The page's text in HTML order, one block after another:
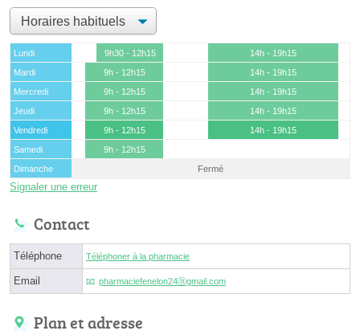
Lundi 9h30 - 12h15
14h - 19h15
Mardi
9h - 12h15
14h - 19h15
Mercredi
9h - 12h15
14h - 19h15
Jeudi
9h - 12h15
14h - 19h15
Vendredi
9h - 12h15
14h - 19h15
Samedi
9h - 12h15
Dimanche
Fermé
Signaler une erreur
Contact
Téléphone Téléphoner à la pharmacie
Email pharmaciefenelon24ⓐgmail.com
Plan et adresse